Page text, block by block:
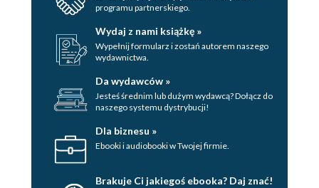
programu partnerskiego.
Wydaj z nami książkę »
Wypełnij formularz i zostań autorem naszego
wydawnictwa.
Da wydawców »
Jesteś średnim lub dużym wydawcą? Dołącz do
naszego systemu dystrybucji!
Dla biznesu »
Ebooki i audiobooki w Twojej firmie.
Brakuje Ci jakiegoś ebooka? Daj znać!